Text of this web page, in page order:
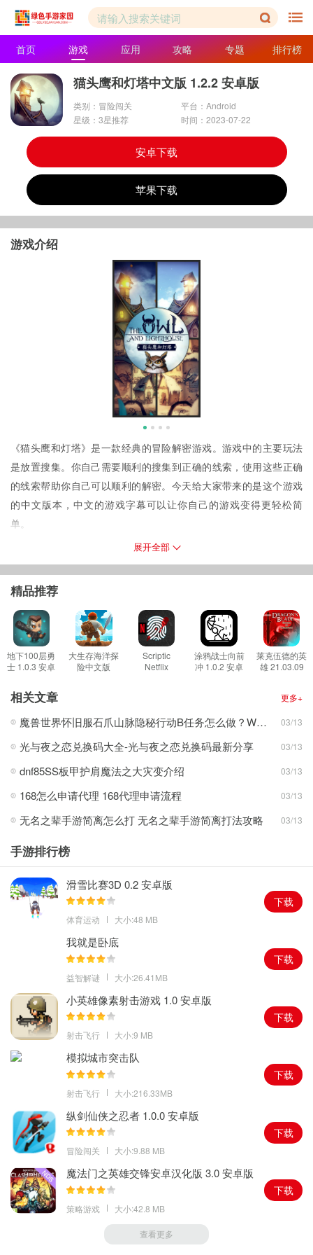
首页 游戏 应用 攻略 专题 排行榜
猫头鹰和灯塔中文版 1.2.2 安卓版
类别：冒险闯关
平台：Android
星级：3星推荐
时间：2023-07-22
安卓下载
苹果下载
游戏介绍
《猫头鹰和灯塔》是一款经典的冒险解密游戏。游戏中的主要玩法
是放置搜集。你自己需要顺利的搜集到正确的线索，使用这些正确
的线索帮助你自己可以顺利的解密。今天给大家带来的是这个游戏
的中文版本，中文的游戏字幕可以让你自己的游戏变得更轻松简
单。
自己的冒险。游戏有着几个不同的主线，副线任务，这些不同的任
务都可以免费的解锁冒险，也有都有着不同的考验。庄园迷案，蜂
蜜之城等等都会十分的刺激有趣，这也可以激发你自己真正的智
慧。
游戏玩法
1.游戏中你自己的主要物品就是那些不同的木雕，这有着神奇的力
量。
3.尽可能多的搜集那些不同的木雕，帮助你自己可以顺利的获得线
索。
4.庄园迷案，蜂蜜之城等等这些不同的游戏任务都可以免费的解锁。
5.整个游戏的画风都十分的具有西方魔幻风格，就像哈利波特那样。
的考验。
游戏特色
1.魔幻的西方风格，开启魔幻的冒险，解密考验你自己的智慧。
2.中文的游戏字幕，让你自己的游戏可以更轻松简单，不用担心看不
同游戏字幕。
展开全部
精品推荐
地下100层勇
士 1.0.3 安卓
大生存海洋探
险中文版
Scriptic
Netflix
涂鸦战士向前
冲 1.0.2 安卓
莱克伍德的英
雄 21.03.09
相关文章 更多+
魔兽世界怀旧服石爪山脉隐秘行动B任务怎么做？WOW怀旧服风险投资公司函件在哪儿？ 03/13
光与夜之恋兑换码大全-光与夜之恋兑换码最新分享 03/13
dnf85SS板甲护肩魔法之大灾变介绍 03/13
168怎么申请代理 168代理申请流程 03/13
无名之辈手游简离怎么打 无名之辈手游简离打法攻略 03/13
手游排行榜
滑雪比赛3D 0.2 安卓版
体育运动 大小:48 MB
下载
我就是卧底
益智解谜 大小:26.41MB
下载
小英雄像素射击游戏 1.0 安卓版
射击飞行 大小:9 MB
下载
模拟城市突击队
射击飞行 大小:216.33MB
下载
纵剑仙侠之忍者 1.0.0 安卓版
冒险闯关 大小:9.88 MB
下载
魔法门之英雄交锋安卓汉化版 3.0 安卓版
策略游戏 大小:42.8 MB
下载
查看更多